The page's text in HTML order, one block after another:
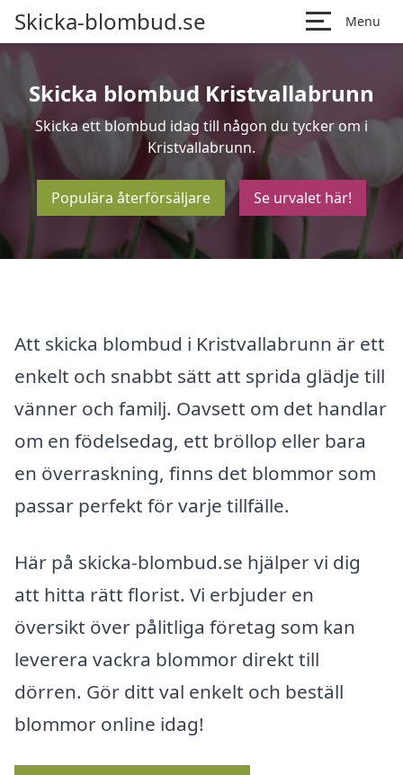
Skicka-blombud.se Menu
Skicka blombud Kristvallabrunn
Skicka ett blombud idag till någon du tycker om i
Kristvallabrunn.
Populära återförsäljare Se urvalet här!
Att skicka blombud i Kristvallabrunn är ett
enkelt och snabbt sätt att sprida glädje till
vänner och familj. Oavsett om det handlar
om en födelsedag, ett bröllop eller bara
en överraskning, finns det blommor som
passar perfekt för varje tillfälle.
Här på skicka-blombud.se hjälper vi dig
att hitta rätt florist. Vi erbjuder en
översikt över pålitliga företag som kan
leverera vackra blommor direkt till
dörren. Gör ditt val enkelt och beställ
blommor online idag!